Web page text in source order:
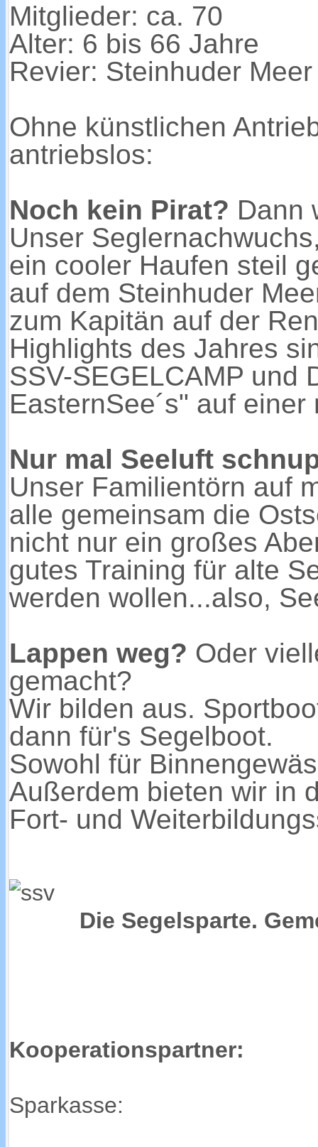
Mitglieder: ca. 70
Alter: 6 bis 66 Jahre
Revier: Steinhuder
Ohne künstlichen
antriebslos:
Noch kein Pirat? Dann
Unser
ein cooler Haufen steil
auf dem Steinhuder
zum Kapitän auf der
Highlights des Jahres
SSV-SEGELCAMP und
EasternSee´s" auf
Nur mal Seeluft
Unser Familientörn auf
alle gemeinsam die
nicht nur ein großes
gutes Training für alte
werden wollen...also,
Lappen weg? Oder
gemacht?
Wir bilden aus.
dann für's Segelboot.
Sowohl für
Außerdem bieten wir in
Fort- und
Die Segelsparte.
Kooperationspartner:
Sparkasse: